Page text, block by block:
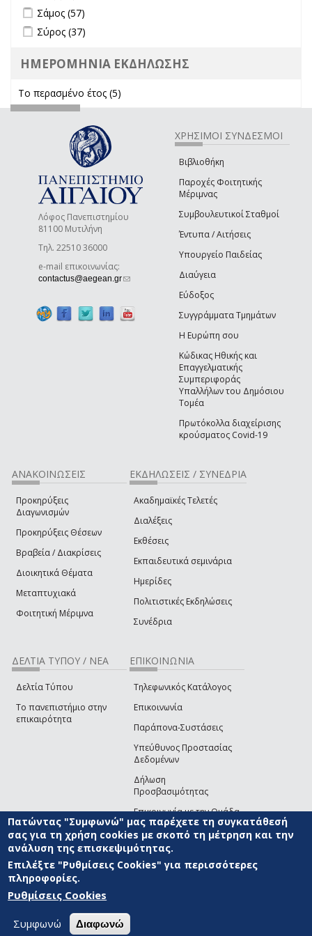
Apply Σάμος filter
Σάμος (57)
Apply Σύρος filter
Σύρος (37)
ΗΜΕΡΟΜΗΝΙΑ ΕΚΔΗΛΩΣΗΣ
Το περασμένο έτος (5)
Λόφος Πανεπιστημίου
81100 Μυτιλήνη
Τηλ. 22510 36000
e-mail επικοινωνίας:
contactus@aegean.gr(link sends e-mail)
ΧΡΗΣΙΜΟΙ ΣΥΝΔΕΣΜΟΙ
Βιβλιοθήκη
Παροχές Φοιτητικής
Μέριμνας
Συμβουλευτικοί Σταθμοί
Έντυπα / Αιτήσεις
Υπουργείο Παιδείας
Διαύγεια
Εύδοξος
Συγγράμματα Τμημάτων
Η Ευρώπη σου
Κώδικας Ηθικής και
Επαγγελματικής
Συμπεριφοράς
Υπαλλήλων του Δημόσιου
Τομέα
Πρωτόκολλα διαχείρισης
κρούσματος Covid-19
ΑΝΑΚΟΙΝΩΣΕΙΣ
Προκηρύξεις
Διαγωνισμών
Προκηρύξεις Θέσεων
Βραβεία / Διακρίσεις
Διοικητικά Θέματα
Μεταπτυχιακά
Φοιτητική Μέριμνα
ΕΚΔΗΛΩΣΕΙΣ / ΣΥΝΕΔΡΙΑ
Ακαδημαϊκές Τελετές
Διαλέξεις
Εκθέσεις
Εκπαιδευτικά σεμινάρια
Ημερίδες
Πολιτιστικές Εκδηλώσεις
Συνέδρια
ΔΕΛΤΙΑ ΤΥΠΟΥ / ΝΕΑ
Δελτία Τύπου
Το πανεπιστήμιο στην
επικαιρότητα
ΕΠΙΚΟΙΝΩΝΙΑ
Τηλεφωνικός Κατάλογος
Επικοινωνία
Παράπονα-Συστάσεις
Υπεύθυνος Προστασίας
Δεδομένων
Δήλωση
Προσβασιμότητας
Επικοινωνία με την Ομάδα
Ανάπτυξης του site(link sends e-mail)
© ΠΑΝΕΠΙΣΤΗΜΙΟ ΑΙΓΑΙΟΥ ΟΡΟΙ ΧΡΗΣΗΣ
ΑΝΑΠΤΥΞΗΣ
Πατώντας "Συμφωνώ" μας παρέχετε τη συγκατάθεσή
σας για τη χρήση cookies με σκοπό τη μέτρηση και την
ανάλυση της επισκεψιμότητας.
Επιλέξτε "Ρυθμίσεις Cookies" για περισσότερες
πληροφορίες.
Ρυθμίσεις Cookies
Συμφωνώ Διαφωνώ